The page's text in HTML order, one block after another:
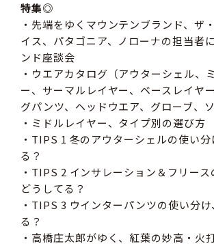
特集◎
・先端をゆくマウンテンブランド、ザ
イス、パタゴニア、ノローナの担当者
ンド座談会
・ウエアカタログ（アウターシェル、
ー、サーマルレイヤー、ベースレイヤ
グパンツ、ヘッドウエア、グローブ、ソ
・ミドルレイヤー、タイプ別の選び方
・TIPS 1 冬のアウターシェルの使い
る？
・TIPS 2 インサレーション＆フリース
どうしてる？
・TIPS 3 ウインターパンツの使い分
る？
・高橋庄太郎がゆく、紅葉の妙高・火